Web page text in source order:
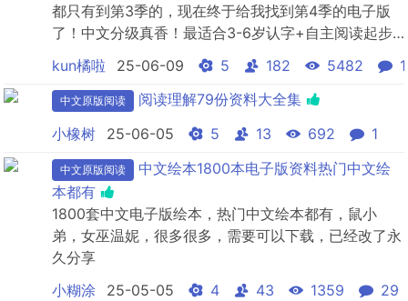
都只有到第3季的，现在终于给我找到第4季的电子版
了！中文分级真香！最适合3-6岁认字+自主阅读起步
的中文分级读物！最全的资料分享给大家~
kun橘啦 25-06-09 5 182 5482
中文原版阅读
阅读理解79份资料大全集
小橡树
25-06-05 5 13 692 1
中文原版阅读
中文绘本1800本电子版资料热门中文绘
本都有
1800套中文电子版绘本，热门中文绘本都有，鼠小
弟，女巫温妮，很多很多，需要可以下载，已经改了永
久分享
小糊涂
25-05-05 4 43 1359 29